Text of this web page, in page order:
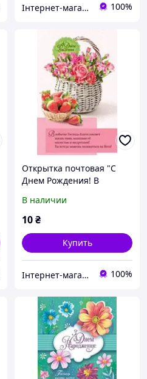
Інтернет-магазин Християнської книги 100%
Открытка почтовая "С
Днем Рождения! В
благословляет жизнь
твою, наполняя ее..."
В наличии
10₴
Купить
Інтернет-магазин Християнської книги 100%